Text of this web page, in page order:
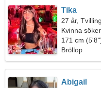
Tika
27 år,
Kvinna
171 cm
Bröllop
Abigail